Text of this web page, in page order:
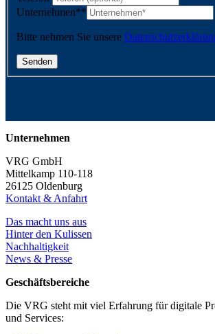
Unternehmen**
Bitte nehmen Sie unsere
Unternehmen
VRG GmbH
Mittelkamp 110-118
26125 Oldenburg
Kontakt & Anfahrt
Das macht uns aus
Hinter den Kulissen
Nachhaltigkeit
News & Presse
Geschäftsbereiche
Die VRG steht mit viel Erfahrung für digitale
und Services: